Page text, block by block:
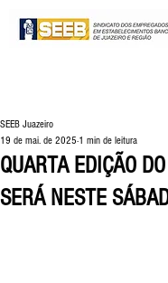
QUARTA EDIÇÃO
SERÁ NESTE
SEEB Juazeiro
19 de mai. de 2025 1 min de leitura